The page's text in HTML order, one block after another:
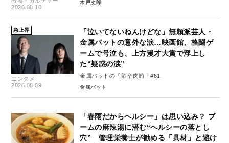
2026.08.10
木戸次郎
急上昇
エンタメ
2026.08.09
「泣いてないねんけどな」無頼派芸人・
金属バットの意外な涙…映画館、格闘ゲ
ームで号泣も、上方漫才大賞で浮上し
た“疑惑の涙”
金属バットの「酒辛肉鮪」#61
金属バット
「春雨だからヘルシー」は思い込み？ ブ
ームの麻辣湯に潜む“ヘルシーの落とし
穴” 管理栄養士が勧める「具材」と避け